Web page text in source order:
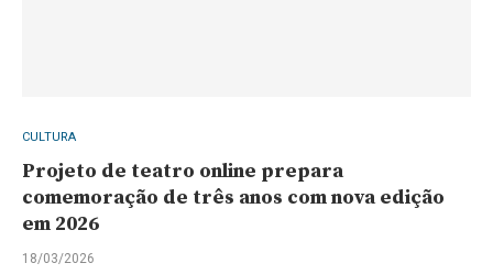
CULTURA
Projeto de teatro online prepara
comemoração de três anos com nova edição
em 2026
18/03/2026